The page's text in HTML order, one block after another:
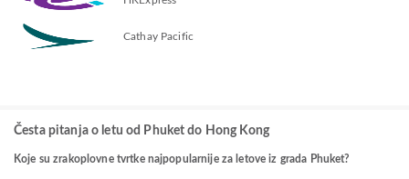
Cathay Pacific
Česta pitanja o letu od Phuket do Hong Kong
Koje su zrakoplovne tvrtke najpopularnije za letove iz grada Phuket?